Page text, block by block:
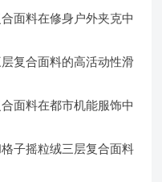
面料在修身户外夹克中
复合面料的高活动性滑
面料在都市机能服饰中
子摇粒绒三层复合面料